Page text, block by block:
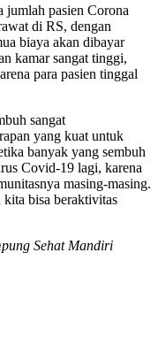
jumlah pasien Corona
di RS, dengan
biaya akan dibayar
kamar sangat tinggi,
para pasien tinggal
sangat
yang kuat untuk
banyak yang sembuh
Covid-19 lagi, karena
masing-masing.
kita bisa beraktivitas
Sehat Mandiri